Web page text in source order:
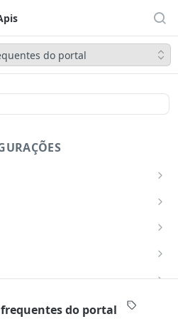
do portal
pessoa.
CRM
no CV CRM
do portal